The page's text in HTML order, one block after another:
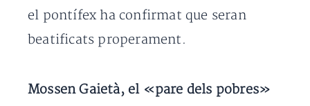
el pontífex ha confirmat que seran
beatificats properament.
Mossen Gaietà, el «pare dels pobres»